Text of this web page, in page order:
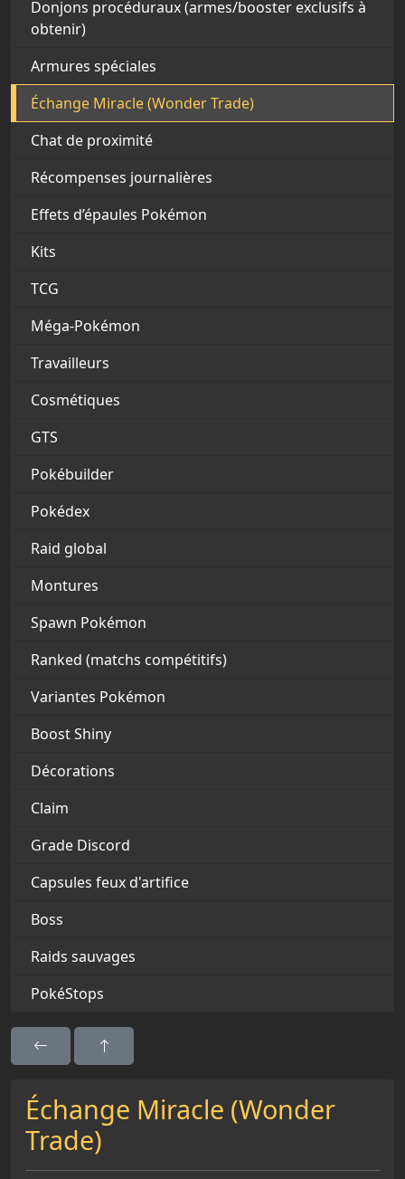
Donjons procéduraux (armes/booster exclusifs à
obtenir)
Armures spéciales
Échange Miracle (Wonder Trade)
Chat de proximité
Récompenses journalières
Effets d’épaules Pokémon
Kits
TCG
Méga-Pokémon
Travailleurs
Cosmétiques
GTS
Pokébuilder
Pokédex
Raid global
Montures
Spawn Pokémon
Ranked (matchs compétitifs)
Variantes Pokémon
Boost Shiny
Décorations
Claim
Grade Discord
Capsules feux d'artifice
Boss
Raids sauvages
PokéStops
Échange Miracle (Wonder
Trade)